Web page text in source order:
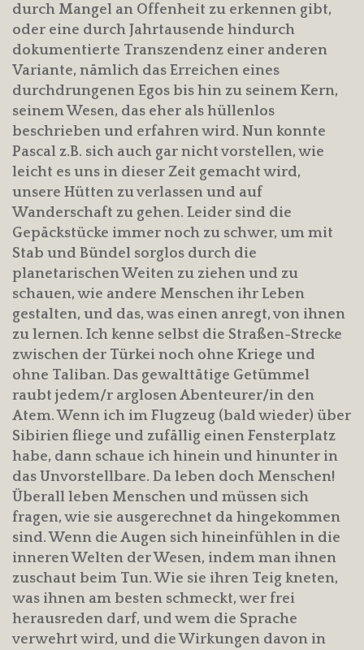
durch Mangel an Offenheit zu erkennen gibt,
oder eine durch Jahrtausende hindurch
dokumentierte Transzendenz einer anderen
Variante, nämlich das Erreichen eines
durchdrungenen Egos bis hin zu seinem Kern,
seinem Wesen, das eher als hüllenlos
beschrieben und erfahren wird. Nun konnte
Pascal z.B. sich auch gar nicht vorstellen, wie
leicht es uns in dieser Zeit gemacht wird,
unsere Hütten zu verlassen und auf
Wanderschaft zu gehen. Leider sind die
Gepäckstücke immer noch zu schwer, um mit
Stab und Bündel sorglos durch die
planetarischen Weiten zu ziehen und zu
schauen, wie andere Menschen ihr Leben
gestalten, und das, was einen anregt, von ihnen
zu lernen. Ich kenne selbst die Straßen-Strecke
zwischen der Türkei noch ohne Kriege und
ohne Taliban. Das gewalttätige Getümmel
raubt jedem/r arglosen Abenteurer/in den
Atem. Wenn ich im Flugzeug (bald wieder) über
Sibirien fliege und zufällig einen Fensterplatz
habe, dann schaue ich hinein und hinunter in
das Unvorstellbare. Da leben doch Menschen!
Überall leben Menschen und müssen sich
fragen, wie sie ausgerechnet da hingekommen
sind. Wenn die Augen sich hineinfühlen in die
inneren Welten der Wesen, indem man ihnen
zuschaut beim Tun. Wie sie ihren Teig kneten,
was ihnen am besten schmeckt, wer frei
herausreden darf, und wem die Sprache
verwehrt wird, und die Wirkungen davon in